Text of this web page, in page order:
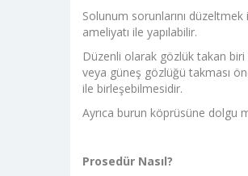
Solunum sorunlarını
ameliyatı ile yapılabilir.
Düzenli olarak gözlük takan
veya güneş gözlüğü takması
ile birleşebilmesidir.
Ayrıca burun köprüsüne dolgu
Prosedür Nasıl?